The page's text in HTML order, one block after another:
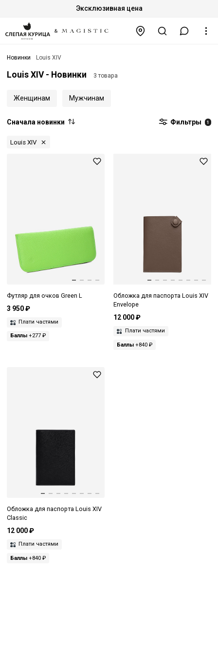
Эксклюзивная цена
Новинки Louis XIV
Louis XIV - Новинки 3 товара
Женщинам Мужчинам
Сначала новинки Фильтры 1
Louis XIV
Футляр для очков Green L
3 950 ₽
Плати частями
Баллы +277 ₽
Обложка для паспорта Louis XIV
Envelope
12 000 ₽
Плати частями
Баллы+840 ₽
Обложка для паспорта Louis XIV
Classic
12 000 ₽
Плати частями
Баллы +840 ₽